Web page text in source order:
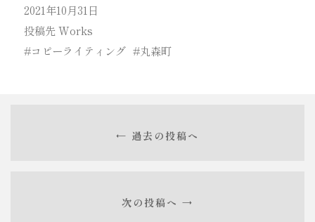
2021年10月31日
投稿先Works
コピーライティング
丸森町
← 過去の投稿へ
次の投稿へ →